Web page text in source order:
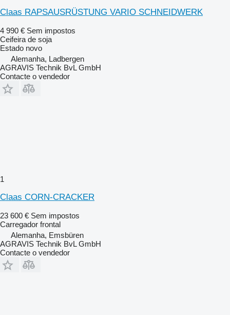
Claas RAPSAUSRÜSTUNG VARIO SCHNEIDWERK
4 990 € Sem impostos
Ceifeira de soja
Estado novo
Alemanha, Ladbergen
AGRAVIS Technik BvL GmbH
Contacte o vendedor
1
Claas CORN-CRACKER
23 600 € Sem impostos
Carregador frontal
Alemanha, Emsbüren
AGRAVIS Technik BvL GmbH
Contacte o vendedor